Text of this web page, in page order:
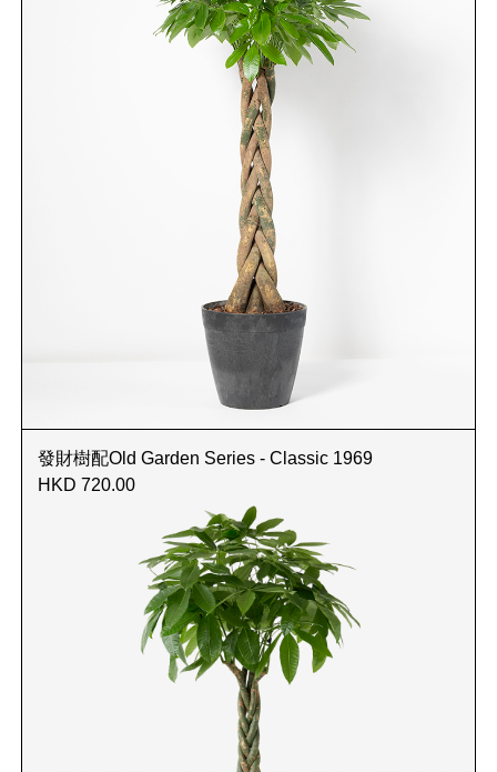
發財樹配Old Garden Series - Classic 1969
HKD 720.00